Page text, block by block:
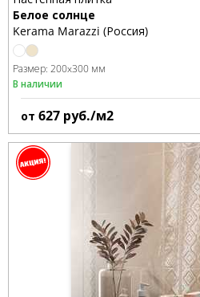
Белое солнце
Kerama Marazzi (Россия)
Размер: 200x300 мм
В наличии
от 627 руб./м2